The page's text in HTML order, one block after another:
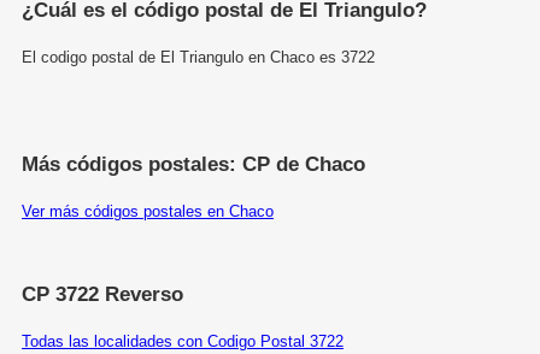
¿Cuál es el código postal de El Triangulo?
El codigo postal de El Triangulo en Chaco es 3722
Más códigos postales: CP de Chaco
Ver más códigos postales en Chaco
CP 3722 Reverso
Todas las localidades con Codigo Postal 3722